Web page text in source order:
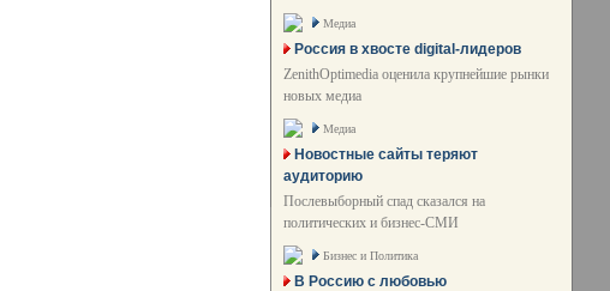
Медиа
Россия в хвосте digital-лидеров
ZenithOptimedia оценила крупнейшие рынки
новых медиа
Медиа
Новостные сайты теряют
аудиторию
Послевыборный спад сказался на
политических и бизнес-СМИ
Бизнес и Политика
В Россию с любовью